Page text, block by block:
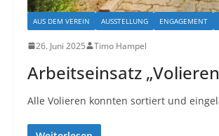
AUS DEM VEREIN AUSSTELLUNG ENGAGEMENT
26. Juni 2025 Timo Hampel
Arbeitseinsatz
Alle Volieren konnten sortiert und